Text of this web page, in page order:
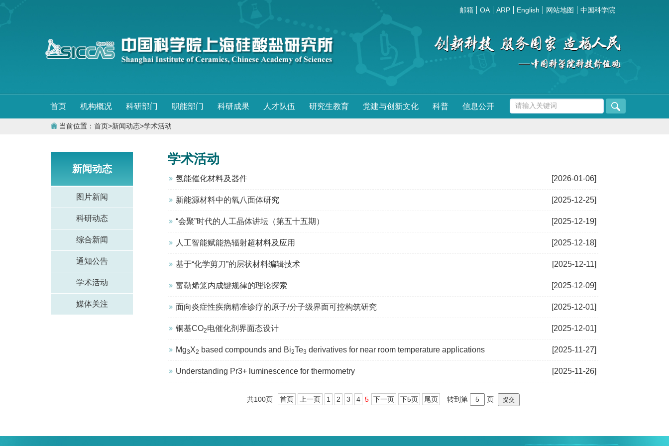
邮箱 OA ARP English 网站地图 中国科学院
首页 机构概况 科研部门 职能部门 科研成果 人才队伍 研究生教育 党建与创新文化 科普 信息公开
当前位置： 首页>新闻动态>学术活动
新闻动态
图片新闻
科研动态
综合新闻
通知公告
学术活动
媒体关注
学术活动
[2026-01-06]
氢能催化材料及器件
[2025-12-25]
新能源材料中的氧八面体研究
[2025-12-19]
“会聚”时代的人工晶体讲坛（第五十五期）
[2025-12-18]
人工智能赋能热辐射超材料及应用
[2025-12-11]
基于“化学剪刀”的层状材料编辑技术
[2025-12-09]
富勒烯笼内成键规律的理论探索
[2025-12-01]
面向炎症性疾病精准诊疗的原子/分子级界面可控构筑研究
[2025-12-01]
铜基CO2电催化剂界面态设计
[2025-11-27]
Mg3X2 based compounds and Bi2Te3 derivatives for near room temperature applications
[2025-11-26]
Understanding Pr3+ luminescence for thermometry
共100页 首页 上一页 1 2 3 4 5 下一页 下5页 尾页 转到第 页